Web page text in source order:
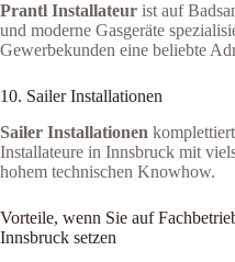
Prantl Installateur ist auf
und moderne Gasgeräte
Gewerbekunden eine beliebte
10. Sailer Installationen
Sailer Installationen
Installateure in Innsbruck mit
hohem technischen Knowhow.
Vorteile, wenn Sie auf
Innsbruck setzen